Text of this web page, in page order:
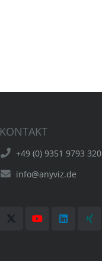
KONTAKT
+49 (0) 9351 9793 320
info@anyviz.de